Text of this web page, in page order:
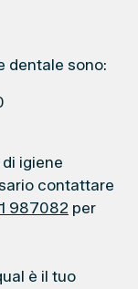
dentale sono:
igiene
contattare
987082 per
è il tuo